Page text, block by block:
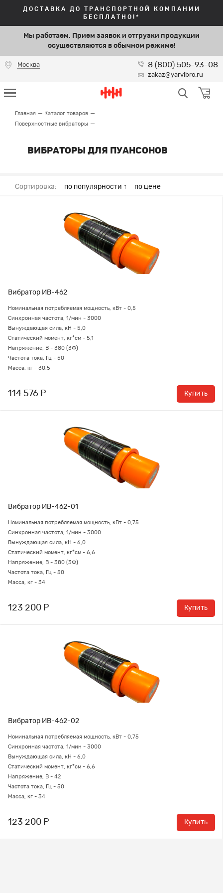
ДОСТАВКА ДО ТРАНСПОРТНОЙ КОМПАНИИ
БЕСПЛАТНО!*
Мы работаем. Прием заявок и отгрузки продукции
осуществляются в обычном режиме!
Москва 8 (800) 505-93-08
zakaz@yarvibro.ru
Главная
Каталог товаров
Поверхностные вибраторы
ВИБРАТОРЫ ДЛЯ ПУАНСОНОВ
Сортировка: по популярности ↑ по цене
Вибратор ИВ-462
Номинальная потребляемая мощность, кВт - 0,5
Синхронная частота, 1/мин - 3000
Вынуждающая сила, кН - 5,0
Статический момент, кг*см - 5,1
Напряжение, В - 380 (3Ф)
Частота тока, Гц - 50
Масса, кг - 30,5
114 576 Р Купить
Вибратор ИВ-462-01
Номинальная потребляемая мощность, кВт - 0,75
Синхронная частота, 1/мин - 3000
Вынуждающая сила, кН - 6,0
Статический момент, кг*см - 6,6
Напряжение, В - 380 (3Ф)
Частота тока, Гц - 50
Масса, кг - 34
123 200 Р Купить
Вибратор ИВ-462-02
Номинальная потребляемая мощность, кВт - 0,75
Синхронная частота, 1/мин - 3000
Вынуждающая сила, кН - 6,0
Статический момент, кг*см - 6,6
Напряжение, В - 42
Частота тока, Гц - 50
Масса, кг - 34
123 200 Р Купить